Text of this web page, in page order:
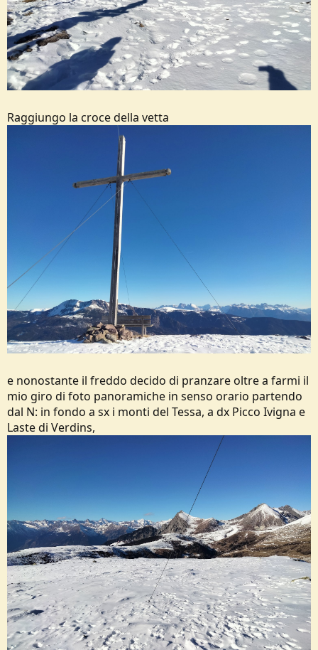
Raggiungo la croce della vetta
e nonostante il freddo decido di pranzare oltre a farmi il
mio giro di foto panoramiche in senso orario partendo
dal N: in fondo a sx i monti del Tessa, a dx Picco Ivigna e
Laste di Verdins,